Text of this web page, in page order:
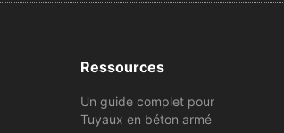
Ressources
Un guide complet pour
Tuyaux en béton armé